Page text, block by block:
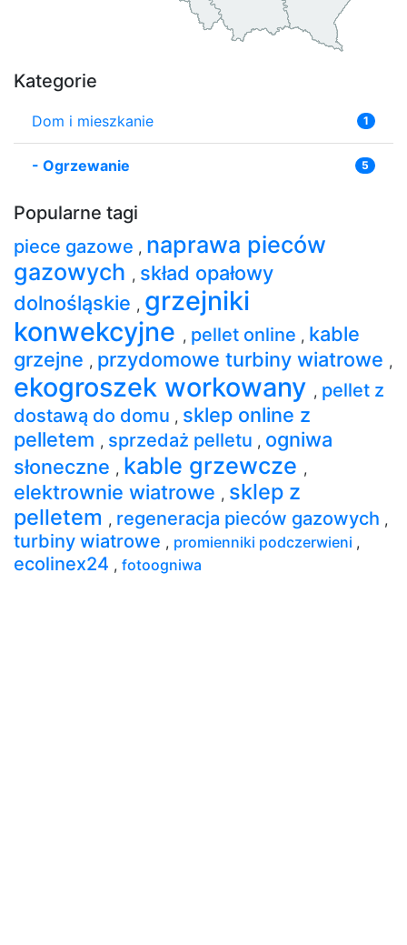
Kategorie
Dom i mieszkanie 1
- Ogrzewanie 5
Popularne tagi
piece gazowe , naprawa pieców
gazowych , skład opałowy
dolnośląskie , grzejniki
konwekcyjne , pellet online , kable
grzejne , przydomowe turbiny wiatrowe ,
ekogroszek workowany , pellet z
dostawą do domu , sklep online z
pelletem , sprzedaż pelletu , ogniwa
słoneczne , kable grzewcze ,
elektrownie wiatrowe , sklep z
pelletem , regeneracja pieców gazowych ,
turbiny wiatrowe , promienniki podczerwieni ,
ecolinex24 , fotoogniwa